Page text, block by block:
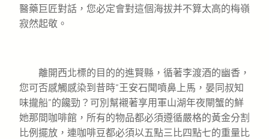
醫藥巨匠對話，您必定會對這個海拔并不算太高的梅嶺
寂然起敬。
離開西北標的目的的進賢縣，循著李渡酒的幽香，
您可否感觸感染到昔時“王安石聞噴鼻上馬，晏同叔知
味攏船”的饞勁？可別幫襯著享用軍山湖年夜閘蟹的鮮
她那間咖啡館，所有的物品都必須遵循嚴格的黃金分割
比例擺放，連咖啡豆都必須以五點三比四點七的重量比